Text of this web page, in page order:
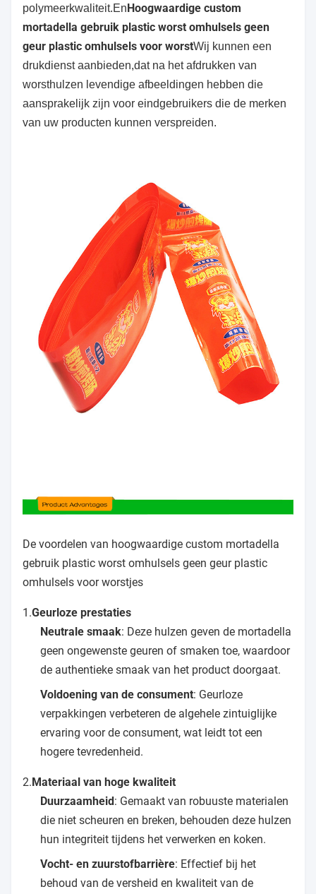
polymeerkwaliteit.En Hoogwaardige custom
mortadella gebruik plastic worst omhulsels geen
geur plastic omhulsels voor worstWij kunnen een
drukdienst aanbieden,dat na het afdrukken van
worsthulzen levendige afbeeldingen hebben die
aansprakelijk zijn voor eindgebruikers die de merken
van uw producten kunnen verspreiden.
De voordelen van hoogwaardige custom mortadella
gebruik plastic worst omhulsels geen geur plastic
omhulsels voor worstjes
1.Geurloze prestaties
Neutrale smaak: Deze hulzen geven de mortadella
geen ongewenste geuren of smaken toe, waardoor
de authentieke smaak van het product doorgaat.
Voldoening van de consument: Geurloze
verpakkingen verbeteren de algehele zintuiglijke
ervaring voor de consument, wat leidt tot een
hogere tevredenheid.
2.Materiaal van hoge kwaliteit
Duurzaamheid: Gemaakt van robuuste materialen
die niet scheuren en breken, behouden deze hulzen
hun integriteit tijdens het verwerken en koken.
Vocht- en zuurstofbarrière: Effectief bij het
behoud van de versheid en kwaliteit van de